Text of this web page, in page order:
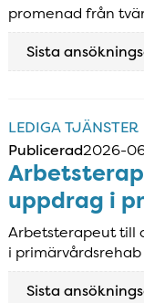
promenad från
Sista
LEDIGA TJÄNSTER
Publicerad2026-
uppdrag i
Arbetsterapeut till
i primärvårdsrehab
Sista